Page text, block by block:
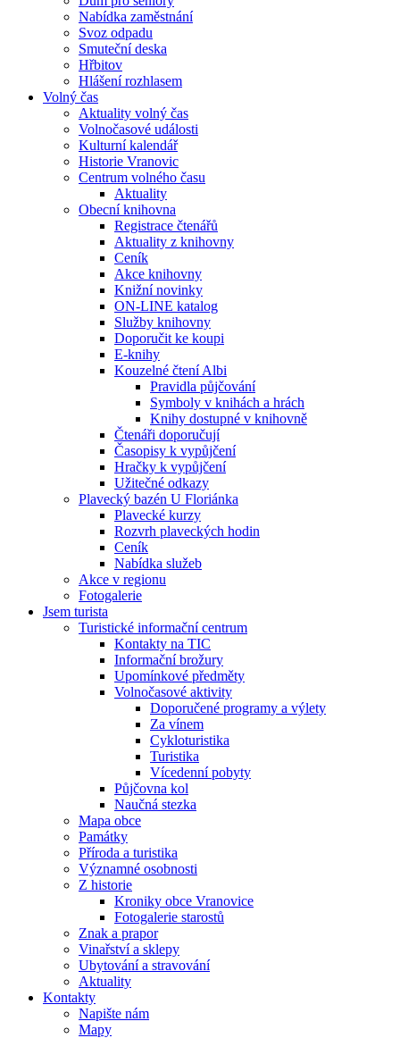
Nabídka zaměstnání
Svoz odpadu
Smuteční deska
Hřbitov
Hlášení rozhlasem
Volný čas
Aktuality volný čas
Volnočasové události
Kulturní kalendář
Historie Vranovic
Centrum volného času
Aktuality
Obecní knihovna
Registrace čtenářů
Aktuality z knihovny
Ceník
Akce knihovny
Knižní novinky
ON-LINE katalog
Služby knihovny
Doporučit ke koupi
E-knihy
Kouzelné čtení Albi
Pravidla půjčování
Symboly v knihách a hrách
Knihy dostupné v knihovně
Čtenáři doporučují
Časopisy k vypůjčení
Hračky k vypůjčení
Užitečné odkazy
Plavecký bazén U Floriánka
Plavecké kurzy
Rozvrh plaveckých hodin
Ceník
Nabídka služeb
Akce v regionu
Fotogalerie
Jsem turista
Turistické informační centrum
Kontakty na TIC
Informační brožury
Upomínkové předměty
Volnočasové aktivity
Doporučené programy a výlety
Za vínem
Cykloturistika
Turistika
Vícedenní pobyty
Půjčovna kol
Naučná stezka
Mapa obce
Památky
Příroda a turistika
Významné osobnosti
Z historie
Kroniky obce Vranovice
Fotogalerie starostů
Znak a prapor
Vinařství a sklepy
Ubytování a stravování
Aktuality
Kontakty
Napište nám
Mapy